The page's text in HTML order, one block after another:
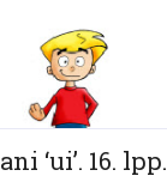
‘ui’. 16. lpp.